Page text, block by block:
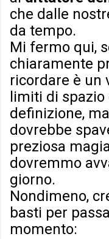
che dalle
da tempo.
Mi fermo qui,
chiaramente
ricordare è un
limiti di
definizione,
dovrebbe
preziosa
dovremmo
giorno.
Nondimeno,
basti per
momento: